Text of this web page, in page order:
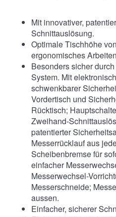
Mit innovativer,
Schnittauslösung.
Optimale Tischhöhe
ergonomisches
Besonders sicher
System. Mit
schwenkbarer
Vordertisch und
Rücktisch;
Zweihand-
patentierter
Messerrücklauf aus
Scheibenbremse für
einfacher
Messerwechsel-
Messerschneide;
aussen.
Einfacher, sicherer